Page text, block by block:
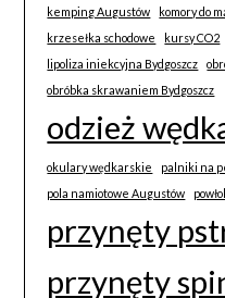
kemping Augustów
komory do
krzesełka schodowe
kursy CO2
lipoliza iniekcyjna Bydgoszcz
obróbka skrawaniem Bydgoszcz
odzież
okulary wędkarskie palniki na
pola namiotowe Augustów
przynęty
przynęty